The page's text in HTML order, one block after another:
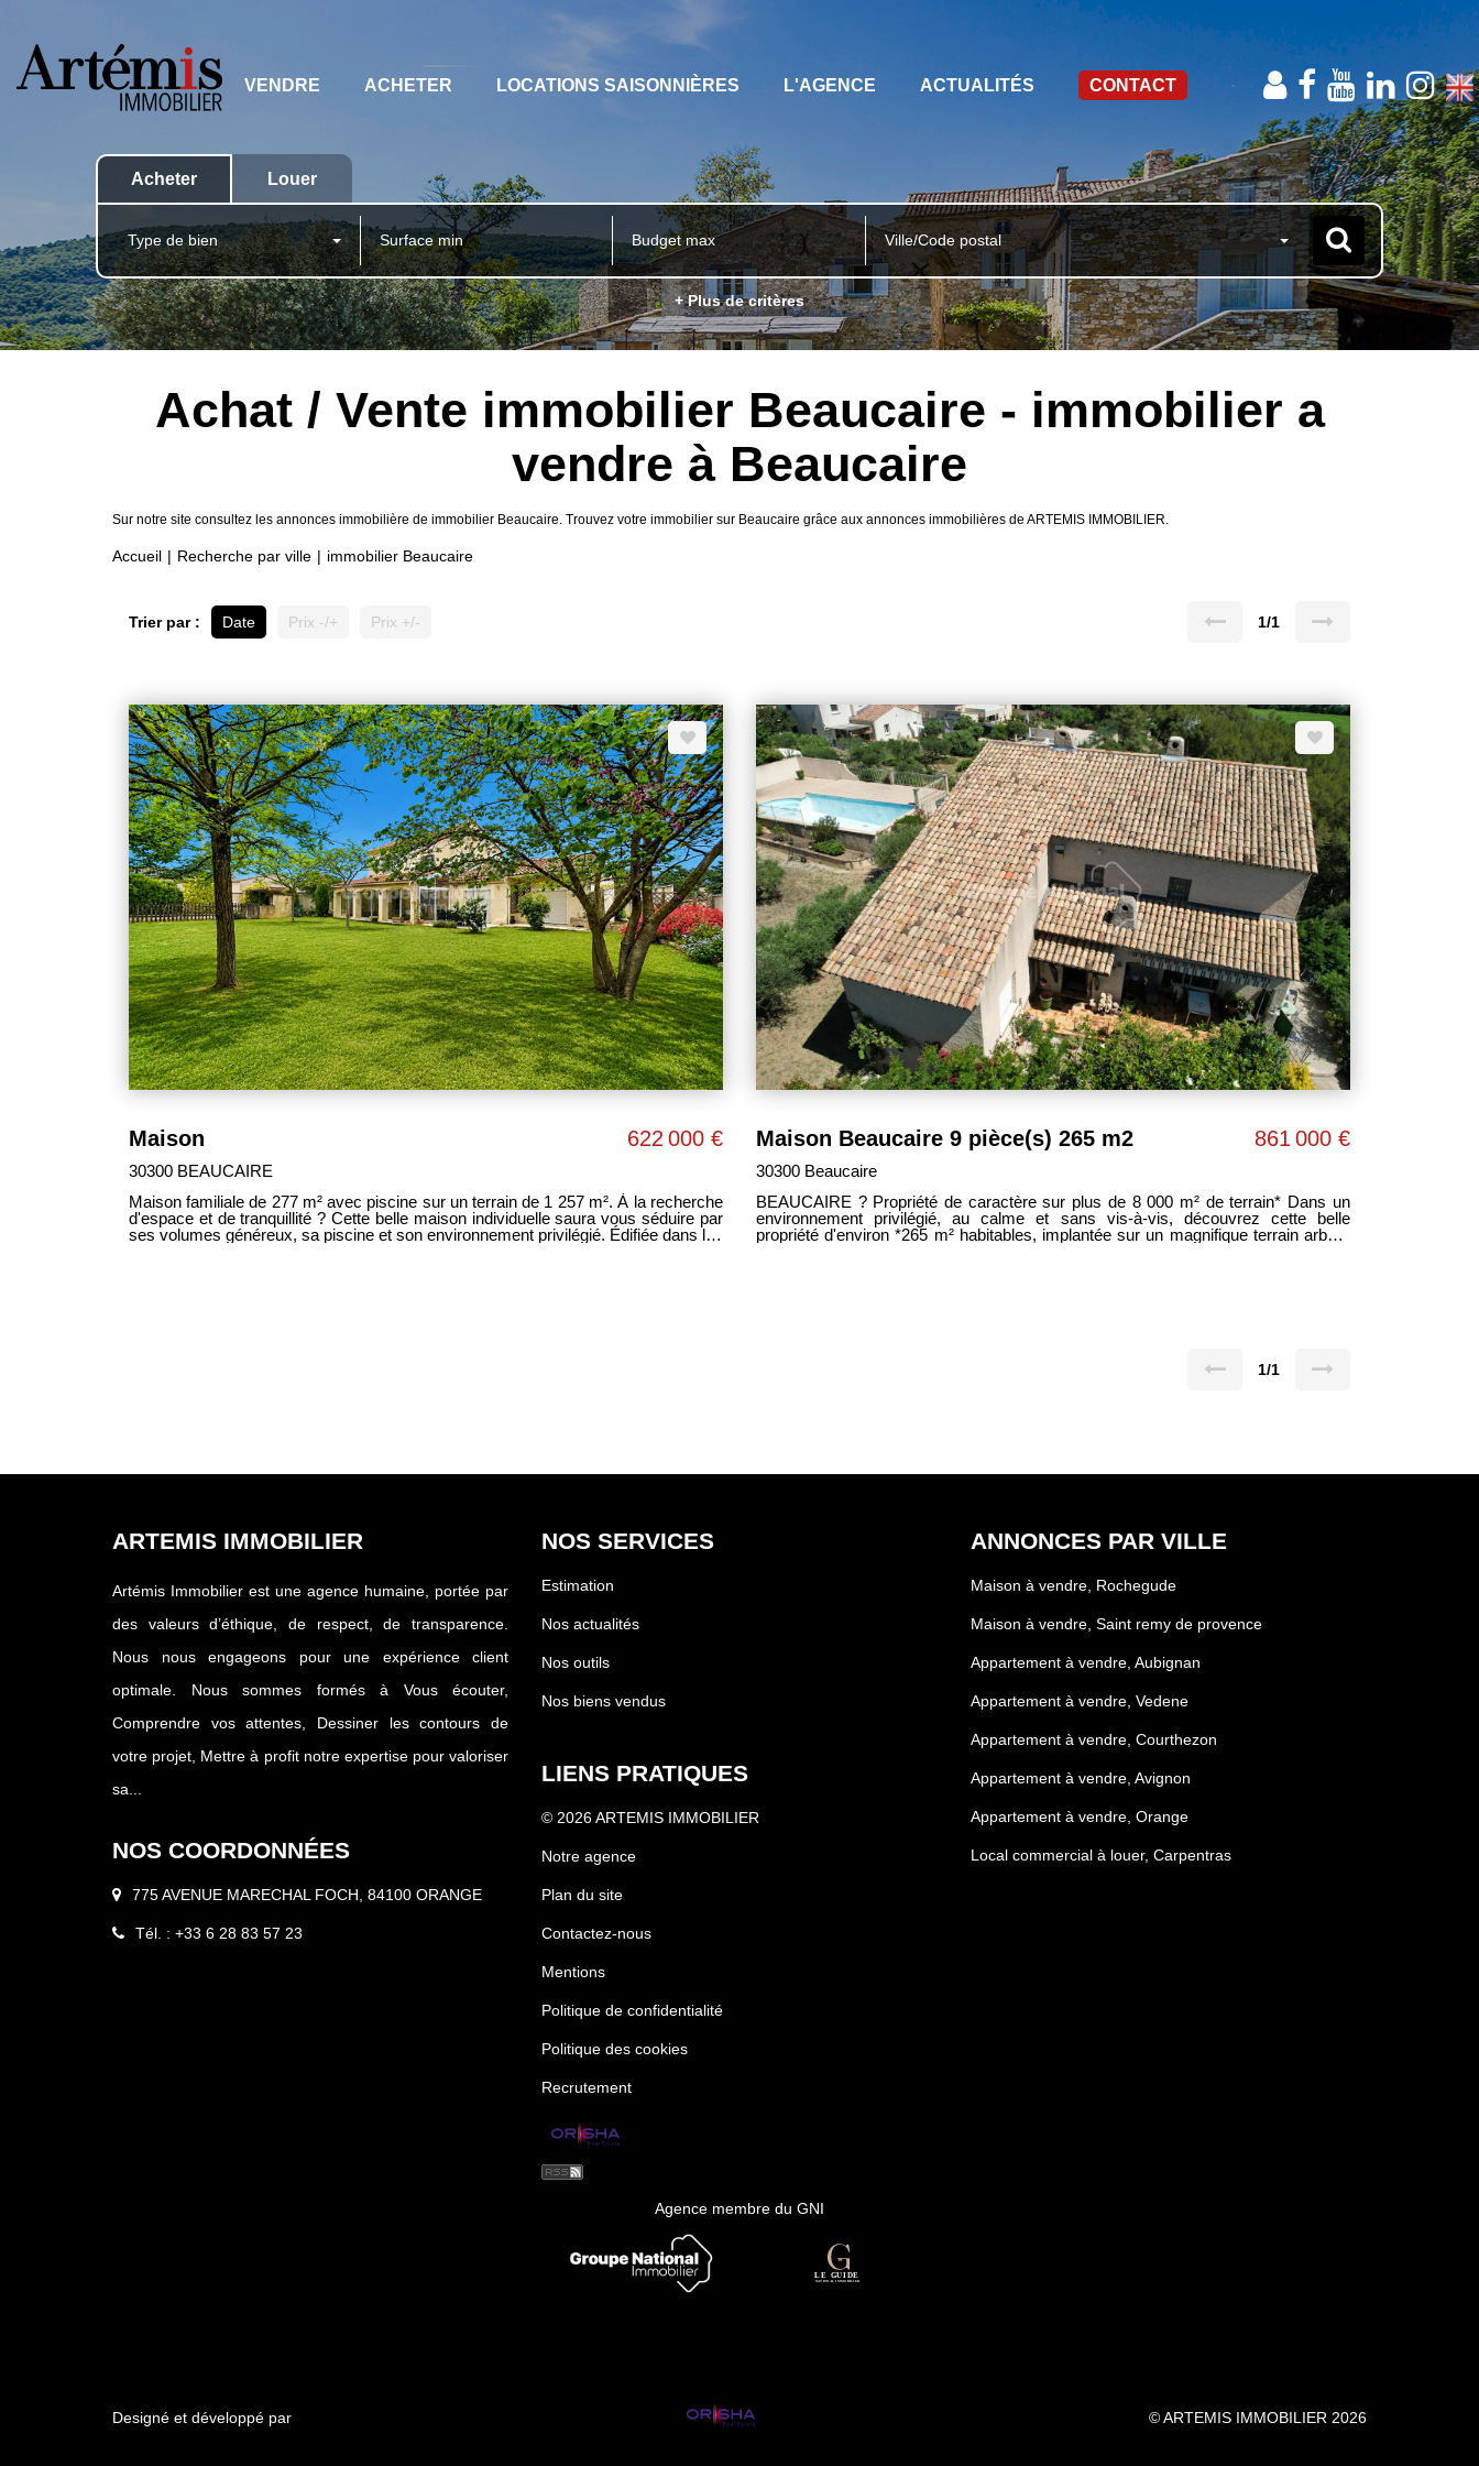
VENDRE ACHETER LOCATIONS SAISONNIÈRES L'AGENCE ACTUALITÉS CONTACT
Acheter Louer
Type de bien Ville/Code postal
+ Plus de critères
Achat / Vente immobilier Beaucaire - immobilier a
vendre à Beaucaire
Sur notre site consultez les annonces immobilière de immobilier Beaucaire. Trouvez votre immobilier sur Beaucaire grâce aux annonces immobilières de ARTEMIS IMMOBILIER.
Accueil Recherche par ville immobilier Beaucaire
Trier par : Date Prix -/+ Prix +/- 1/1
Maison 622 000 €
30300 BEAUCAIRE
Maison familiale de 277 m² avec piscine sur un terrain de 1 257 m². À la recherche
d'espace et de tranquillité ? Cette belle maison individuelle saura vous séduire par
ses volumes généreux, sa piscine et son environnement privilégié. Édifiée dans les
Maison Beaucaire 9 pièce(s) 265 m2 861 000 €
30300 Beaucaire
BEAUCAIRE ? Propriété de caractère sur plus de 8 000 m² de terrain* Dans un
environnement privilégié, au calme et sans vis-à-vis, découvrez cette belle
propriété d'environ *265 m² habitables, implantée sur un magnifique terrain arboré
et amis, exercer une activité professionnelle ou développer un projet locatif. La
1/1
ARTEMIS IMMOBILIER
Artémis Immobilier est une agence humaine, portée par
des valeurs d’éthique, de respect, de transparence.
Nous nous engageons pour une expérience client
optimale. Nous sommes formés à Vous écouter,
Comprendre vos attentes, Dessiner les contours de
votre projet, Mettre à profit notre expertise pour valoriser
sa...
NOS COORDONNÉES
775 AVENUE MARECHAL FOCH, 84100 ORANGE
Tél. : +33 6 28 83 57 23
NOS SERVICES
Estimation
Nos actualités
Nos outils
Nos biens vendus
LIENS PRATIQUES
© 2026 ARTEMIS IMMOBILIER
Notre agence
Plan du site
Contactez-nous
Mentions
Politique de confidentialité
Politique des cookies
Recrutement
Agence membre du GNI
ANNONCES PAR VILLE
Maison à vendre, Rochegude
Maison à vendre, Saint remy de provence
Appartement à vendre, Aubignan
Appartement à vendre, Vedene
Appartement à vendre, Courthezon
Appartement à vendre, Avignon
Appartement à vendre, Orange
Local commercial à louer, Carpentras
Designé et développé par © ARTEMIS IMMOBILIER 2026